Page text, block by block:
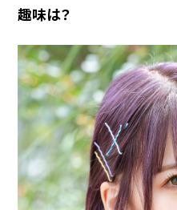
趣味は？